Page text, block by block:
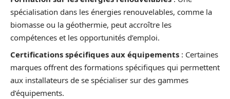
spécialisation dans les énergies renouvelables, comme la
biomasse ou la géothermie, peut accroître les
compétences et les opportunités d’emploi.
Certifications spécifiques aux équipements : Certaines
marques offrent des formations spécifiques qui permettent
aux installateurs de se spécialiser sur des gammes
d’équipements.